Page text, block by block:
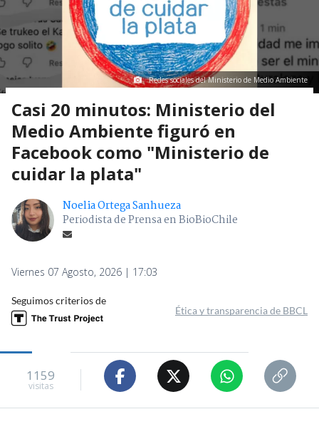
Redes sociales del Ministerio de Medio Ambiente
Casi 20 minutos: Ministerio del
Medio Ambiente figuró en
Facebook como "Ministerio de
cuidar la plata"
Noelia Ortega Sanhueza
Periodista de Prensa en BioBioChile
Viernes 07 Agosto, 2026 | 17:03
Seguimos criterios de
Ética y transparencia de BBCL
1159
visitas